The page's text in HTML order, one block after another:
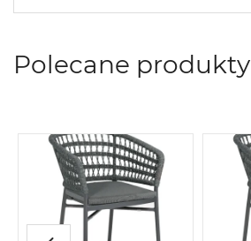
Polecane produkty